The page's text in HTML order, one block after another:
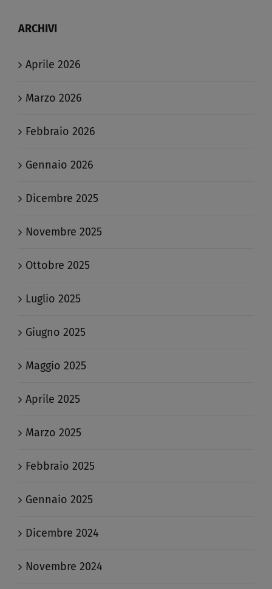
ARCHIVI
Aprile 2026
Marzo 2026
Febbraio 2026
Gennaio 2026
Dicembre 2025
Novembre 2025
Ottobre 2025
Luglio 2025
Giugno 2025
Maggio 2025
Aprile 2025
Marzo 2025
Febbraio 2025
Gennaio 2025
Dicembre 2024
Novembre 2024